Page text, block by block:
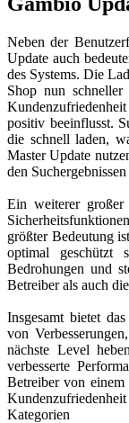
Neben der
Update auch
des Systems. Die
Shop nun
positiv beeinflusst.
die schnell laden,
Master Update
den Suchergebnissen
Ein weiterer
größter Bedeutung
optimal geschützt
Bedrohungen und
Betreiber als auch
Insgesamt bietet
von
nächste Level
verbesserte
Betreiber von
Kundenzufriedenheit
Kategorien